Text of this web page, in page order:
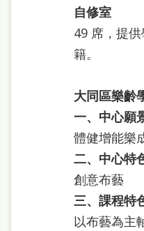
自修室
49 席，提
籍。
大同區樂齡
一、中心願
體健增能樂
二、中心特
創意布藝
三、課程特
以布藝為主